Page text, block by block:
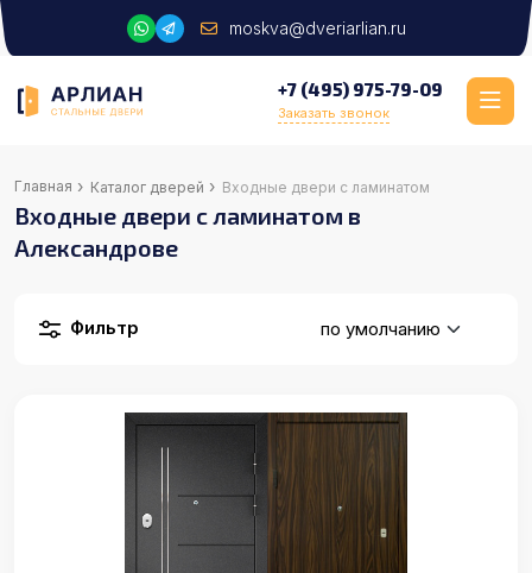
moskva@dveriarlian.ru
+7 (495) 975-79-09
Заказать звонок
Главная › Каталог дверей › Входные двери с ламинатом
Входные двери с ламинатом в
Александрове
Фильтр